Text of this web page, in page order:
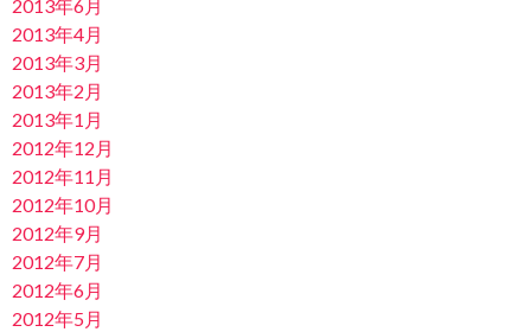
2013年6月
2013年4月
2013年3月
2013年2月
2013年1月
2012年12月
2012年11月
2012年10月
2012年9月
2012年7月
2012年6月
2012年5月